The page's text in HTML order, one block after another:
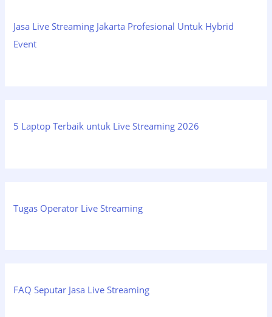
Jasa Live Streaming Jakarta Profesional Untuk Hybrid
Event
5 Laptop Terbaik untuk Live Streaming 2026
Tugas Operator Live Streaming
FAQ Seputar Jasa Live Streaming